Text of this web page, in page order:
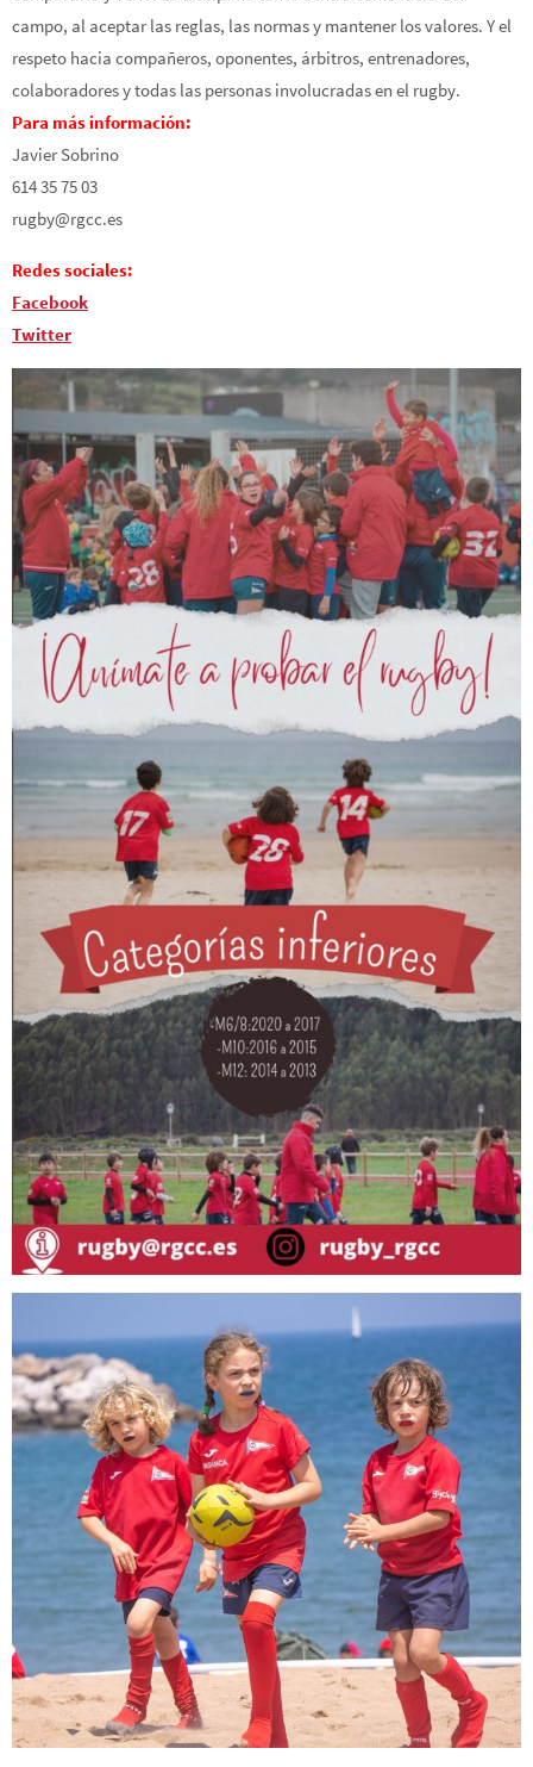
campo, al aceptar las reglas, las normas y mantener los valores. Y el
respeto hacia compañeros, oponentes, árbitros, entrenadores,
colaboradores y todas las personas involucradas en el rugby.
Para más información:
Javier Sobrino
614 35 75 03
rugby@rgcc.es
Redes sociales:
Facebook
Twitter